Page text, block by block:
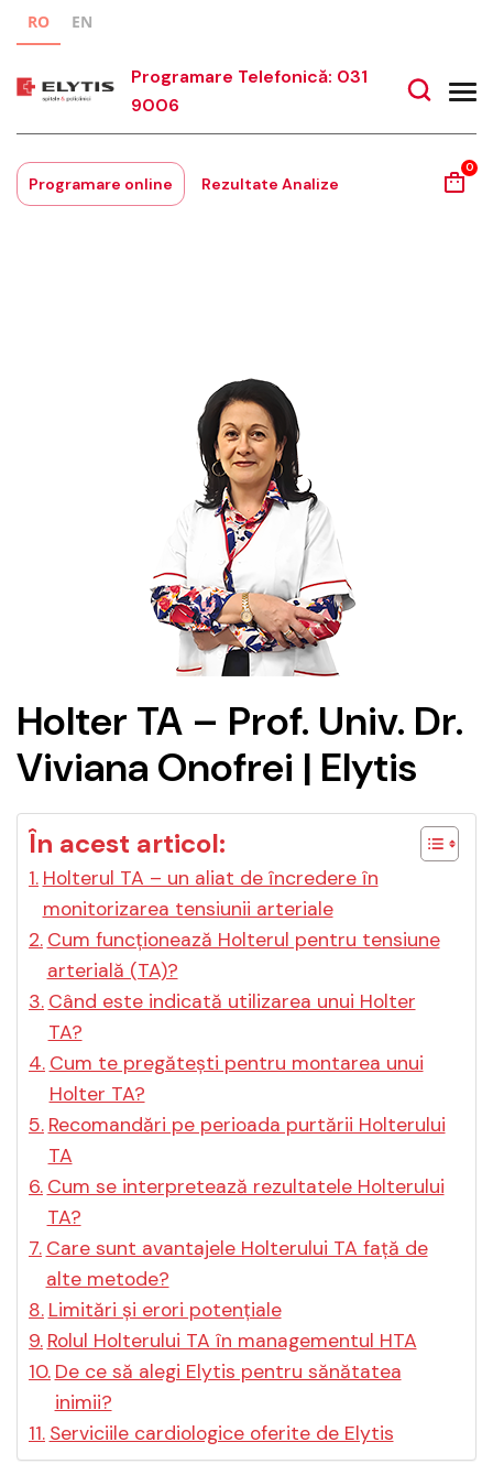
RO EN
Programare Telefonică: 031
9006
Programare online Rezultate Analize
0
Holter TA – Prof. Univ. Dr.
Viviana Onofrei | Elytis
În acest articol:
Holterul TA – un aliat de încredere în
monitorizarea tensiunii arteriale
Cum funcționează Holterul pentru tensiune
arterială (TA)?
Când este indicată utilizarea unui Holter
TA?
Cum te pregătești pentru montarea unui
Holter TA?
Recomandări pe perioada purtării Holterului
TA
Cum se interpretează rezultatele Holterului
TA?
Care sunt avantajele Holterului TA față de
alte metode?
Limitări și erori potențiale
Rolul Holterului TA în managementul HTA
De ce să alegi Elytis pentru sănătatea
inimii?
Serviciile cardiologice oferite de Elytis